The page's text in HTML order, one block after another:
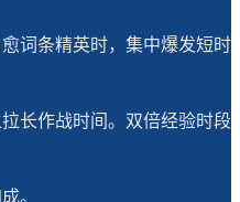
词条精英时，集中爆发短时
长作战时间。双倍经验时段
。